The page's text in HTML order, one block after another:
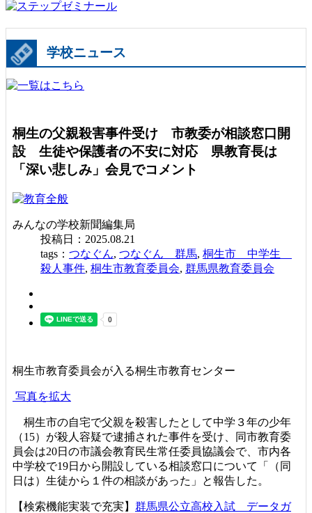
学校ニュース
桐生の父親殺害事件受け 市教委が相談窓口開
設 生徒や保護者の不安に対応 県教育長は
「深い悲しみ」会見でコメント
みんなの学校新聞編集局
投稿日：2025.08.21
tags： つなぐん, つなぐん 群馬, 桐生市 中学生
殺人事件, 桐生市教育委員会, 群馬県教育委員会
桐生市教育委員会が入る桐生市教育センター
写真を拡大
桐生市の自宅で父親を殺害したとして中学３年の少年
（15）が殺人容疑で逮捕された事件を受け、同市教育委
員会は20日の市議会教育民生常任委員協議会で、市内各
中学校で19日から開設している相談窓口について「（同
日は）生徒から１件の相談があった」と報告した。
【検索機能実装で充実】 群馬県公立高校入試 データガ